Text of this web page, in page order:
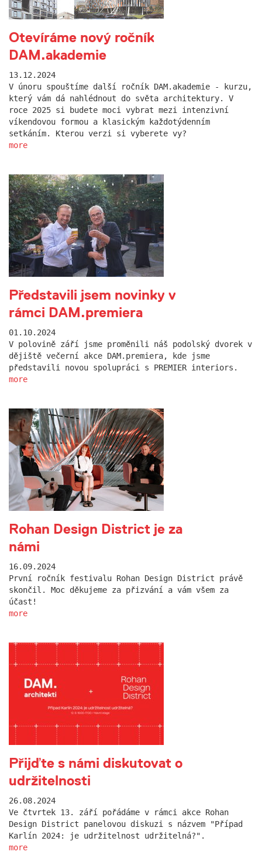
Otevíráme nový ročník
DAM.akademie
13.12.2024
V únoru spouštíme další ročník DAM.akademie - kurzu,
který vám dá nahlédnout do světa architektury. V
roce 2025 si budete moci vybrat mezi intenzivní
víkendovou formou a klasickým každotýdenním
setkáním. Kterou verzi si vyberete vy?
more
Představili jsem novinky v
rámci DAM.premiera
01.10.2024
V polovině září jsme proměnili náš podolský dvorek v
dějiště večerní akce DAM.premiera, kde jsme
představili novou spolupráci s PREMIER interiors.
more
Rohan Design District je za
námi
16.09.2024
První ročník festivalu Rohan Design District právě
skončil. Moc děkujeme za přizvání a vám všem za
účast!
more
Přijďte s námi diskutovat o
udržitelnosti
26.08.2024
Ve čtvrtek 13. září pořádáme v rámci akce Rohan
Design District panelovou diskuzi s názvem "Případ
Karlín 2024: je udržitelnost udržitelná?".
more